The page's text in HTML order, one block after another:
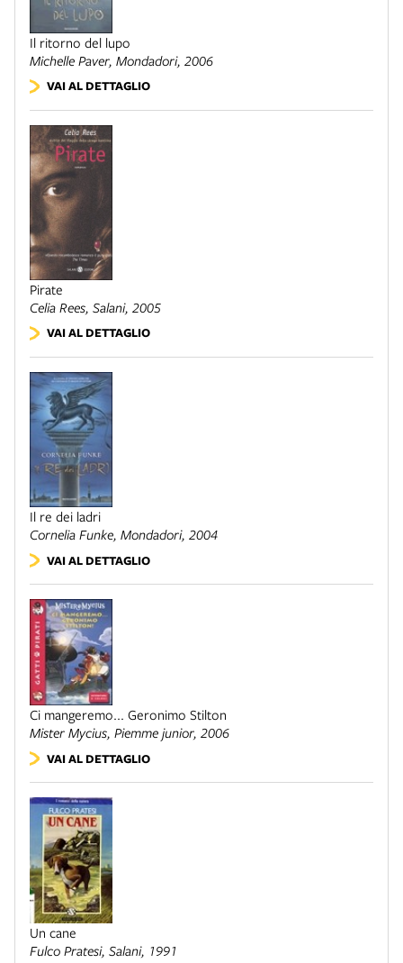
Il ritorno del lupo
Michelle Paver, Mondadori, 2006
VAI AL DETTAGLIO
Pirate
Celia Rees, Salani, 2005
VAI AL DETTAGLIO
Il re dei ladri
Cornelia Funke, Mondadori, 2004
VAI AL DETTAGLIO
Ci mangeremo... Geronimo Stilton
Mister Mycius, Piemme junior, 2006
VAI AL DETTAGLIO
Un cane
Fulco Pratesi, Salani, 1991